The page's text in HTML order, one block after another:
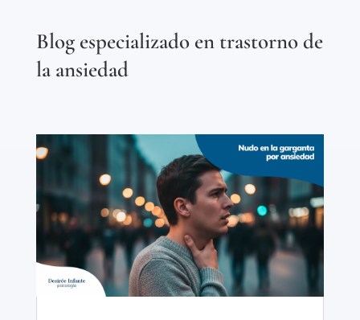
Blog especializado en trastorno de
la ansiedad